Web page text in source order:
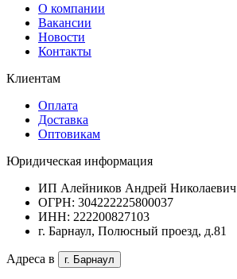
О компании
Вакансии
Новости
Контакты
Клиентам
Оплата
Доставка
Оптовикам
Юридическая информация
ИП Алейников Андрей Николаевич
ОГРН: 304222225800037
ИНН: 222200827103
г. Барнаул, Полюсный проезд, д.81
Адреса в г. Барнаул